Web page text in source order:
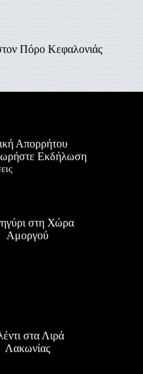
Πόρο Κεφαλονιάς
Απορρήτου
Εκδήλωση
στη Χώρα
Αμοργού
στα Λιρά
Λακωνίας